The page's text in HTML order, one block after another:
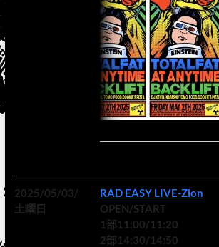
2025/05/03/
土曜日
RAD EASY LIVE-Zion
OPEN/START
1部11:00/11:20
2部14:30/14:50